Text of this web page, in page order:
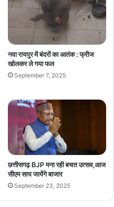
नवा रायपुर में बंदरों का आतंक : फ्रीज
खोलकर ले गया फल
September 7, 2025
छत्तीसगढ़ BJP मना रही बचत उत्सव,आज
सीएम साय जायेंगे बाजार
September 23, 2025